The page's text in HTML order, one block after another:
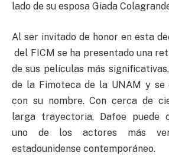
lado de su esposa Giada
Al ser invitado de honor en esta
del FICM se ha presentado una
de sus películas más
de la Fimoteca de la UNAM y se
con su nombre. Con cerca de
larga trayectoria, Dafoe puede
uno de los actores más
estadounidense contemporáneo.